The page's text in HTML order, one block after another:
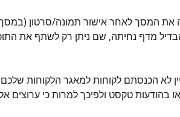
את המסך לאחר אישור תמונה/סרטון (במסך
לא הכנסתם לקוחות למאגר הלקוחות
בהודעות טקסט ולפיכך למרות כי ערוצים